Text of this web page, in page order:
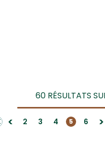
60 RÉSULTATS
< 2 3 4 5 6 >